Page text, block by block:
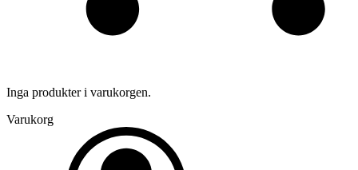
Inga produkter i varukorgen.
Varukorg